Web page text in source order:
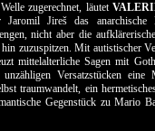
zugerechnet, läutet
Jireš das anarchische
nicht aber die
zuzuspitzen. Mit autistischer
mittelalterliche Sagen mit
Versatzstücken eine
traumwandelt, ein
Gegenstück zu Mario